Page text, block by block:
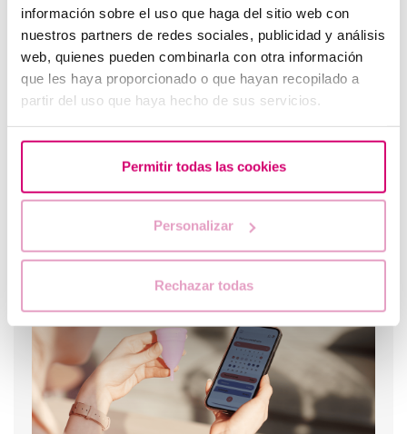
información sobre el uso que haga del sitio web con
nuestros partners de redes sociales, publicidad y análisis
web, quienes pueden combinarla con otra información
que les haya proporcionado o que hayan recopilado a
partir del uso que haya hecho de sus servicios.
Permitir todas las cookies
Personalizar
Rechazar todas
Fertilità e alimentazione: qual è la dieta migliore
durante la FIV?